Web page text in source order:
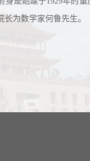
为数学家何鲁先生。